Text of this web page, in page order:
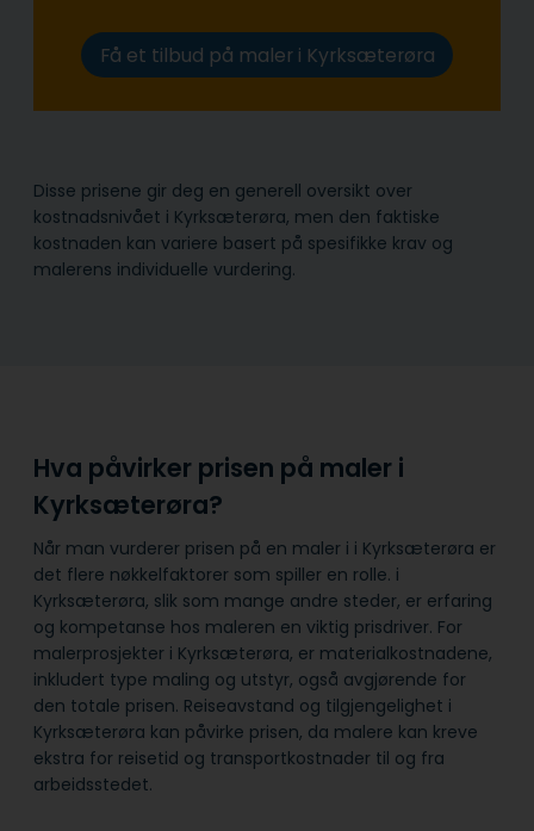
Få et tilbud på maler i Kyrksæterøra
Disse prisene gir deg en generell oversikt over
kostnadsnivået i Kyrksæterøra, men den faktiske
kostnaden kan variere basert på spesifikke krav og
malerens individuelle vurdering.
Hva påvirker prisen på maler i
Kyrksæterøra?
Når man vurderer prisen på en maler i i Kyrksæterøra er
det flere nøkkelfaktorer som spiller en rolle. i
Kyrksæterøra, slik som mange andre steder, er erfaring
og kompetanse hos maleren en viktig prisdriver. For
malerprosjekter i Kyrksæterøra, er materialkostnadene,
inkludert type maling og utstyr, også avgjørende for
den totale prisen. Reiseavstand og tilgjengelighet i
Kyrksæterøra kan påvirke prisen, da malere kan kreve
ekstra for reisetid og transportkostnader til og fra
arbeidsstedet.